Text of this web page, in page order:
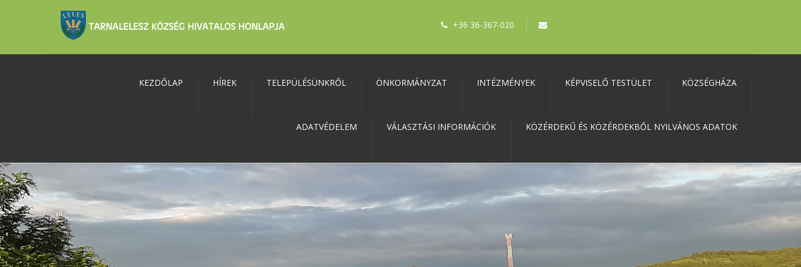
+36 36-367-020
KEZDŐLAP HÍREK TELEPÜLÉSÜNKRŐL ÖNKORMÁNYZAT INTÉZMÉNYEK KÉPVISELŐ TESTÜLET KÖZSÉGHÁZA
ADATVÉDELEM VÁLASZTÁSI INFORMÁCIÓK KÖZÉRDEKŰ ÉS KÖZÉRDEKBŐL NYILVÁNOS ADATOK